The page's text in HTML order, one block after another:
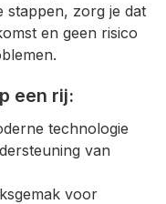
stappen, zorg je dat
en geen risico
een rij:
technologie
van
voor